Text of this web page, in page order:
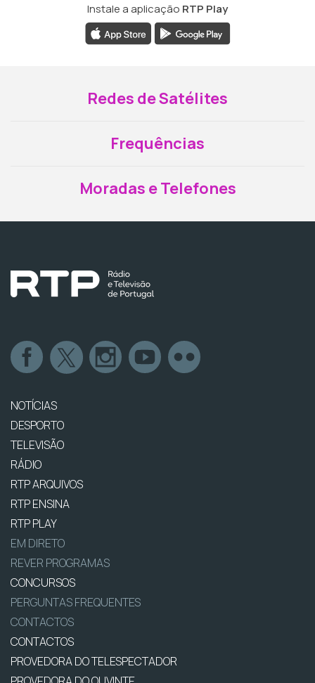
Instale a aplicação RTP Play
Redes de Satélites
Frequências
Moradas e Telefones
NOTÍCIAS
DESPORTO
TELEVISÃO
RÁDIO
RTP ARQUIVOS
RTP ENSINA
RTP PLAY
EM DIRETO
REVER PROGRAMAS
CONCURSOS
PERGUNTAS FREQUENTES
CONTACTOS
CONTACTOS
PROVEDORA DO TELESPECTADOR